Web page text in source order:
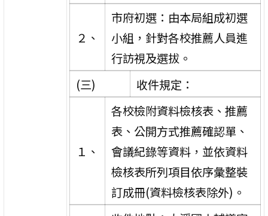
２、
市府初選：由本局組成初選
小組，針對各校推薦人員進
行訪視及選拔。
(三)
收件規定：
１、
各校檢附資料檢核表、推薦
表、公開方式推薦確認單、
會議紀錄等資料，並依資料
檢核表所列項目依序彙整裝
訂成冊(資料檢核表除外)。